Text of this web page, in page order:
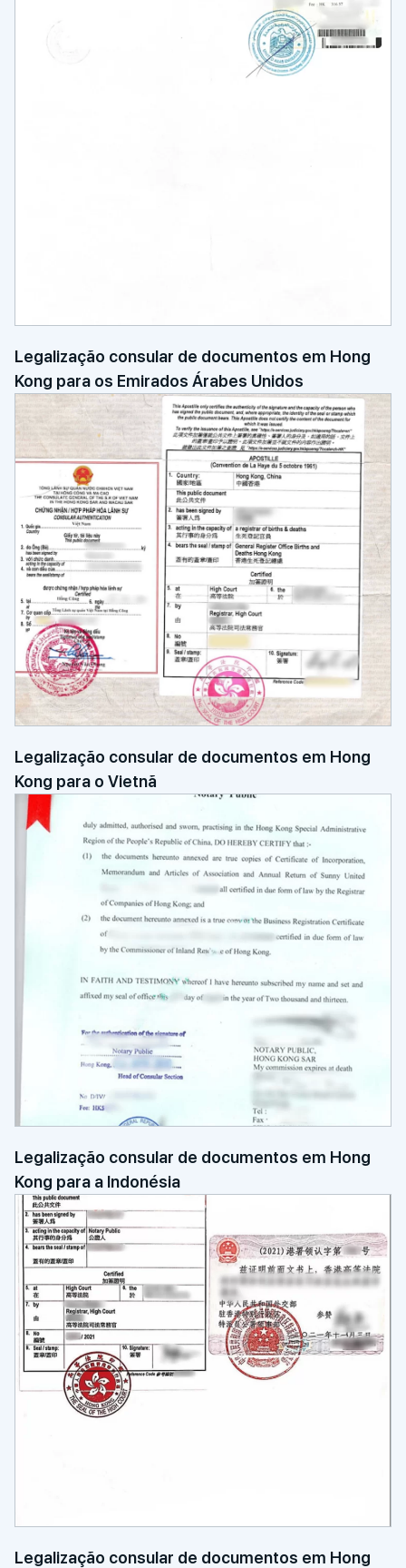
Legalização consular de documentos em Hong
Kong para os Emirados Árabes Unidos
Legalização consular de documentos em Hong
Kong para o Vietnã
Legalização consular de documentos em Hong
Kong para a Indonésia
Legalização consular de documentos em Hong